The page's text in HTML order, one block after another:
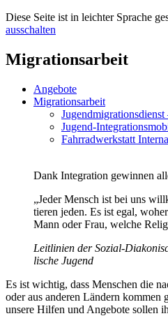
Diese Seite ist in leichter Sprache
ausschalten
Migra­ti­ons­arbeit
Angebote
Migra­ti­ons­arbeit
Jugend-
Fahrrad­werk­statt
Dank Integration gewinnen
„Jeder Mensch ist bei uns
tieren jeden. Es ist egal,
Mann oder Frau, welche
Leitlinien der Sozial-
lische Jugend
Es ist wichtig, dass Menschen die
oder aus anderen Ländern kommen
unsere Hilfen und Angebote sollen